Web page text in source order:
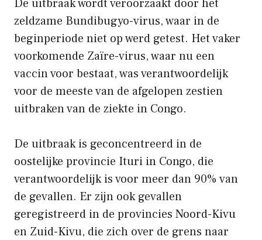
De uitbraak wordt veroorzaakt door het
zeldzame Bundibugyo-virus, waar in de
beginperiode niet op werd getest. Het vaker
voorkomende Zaïre-virus, waar nu een
vaccin voor bestaat, was verantwoordelijk
voor de meeste van de afgelopen zestien
uitbraken van de ziekte in Congo.
De uitbraak is geconcentreerd in de
oostelijke provincie Ituri in Congo, die
verantwoordelijk is voor meer dan 90% van
de gevallen. Er zijn ook gevallen
geregistreerd in de provincies Noord-Kivu
en Zuid-Kivu, die zich over de grens naar